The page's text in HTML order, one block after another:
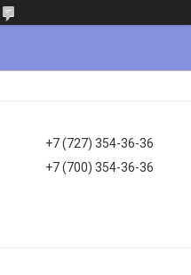
+7 (727) 354-36-36
+7 (700) 354-36-36